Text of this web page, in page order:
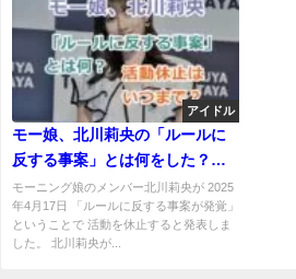
アイドル
モー娘、北川莉央の「ルールに
反する事案」とは何をした？活
動休止はいつまで？
モーニング娘のメンバー北川莉央が 2025
年4月17日 「ルールに反する事案が発覚」
ということで 活動を休止すると発表しま
した。 北川莉央が...